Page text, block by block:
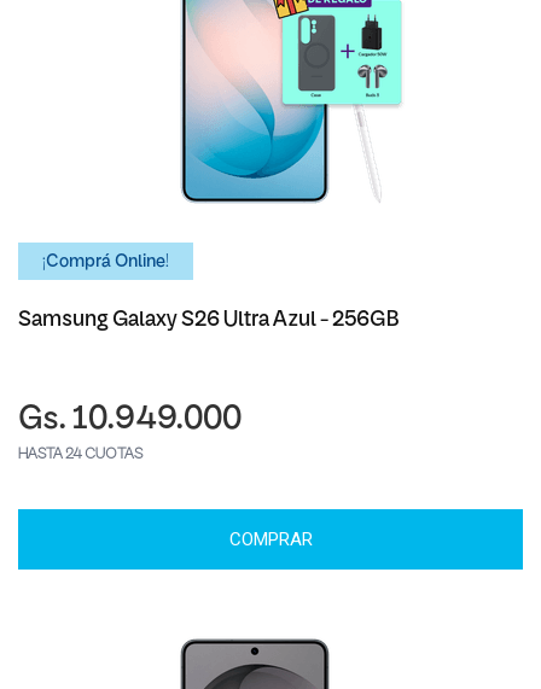
¡Comprá Online!
Samsung Galaxy S26 Ultra Azul - 256GB
Gs. 10.949.000
HASTA 24 CUOTAS
COMPRAR